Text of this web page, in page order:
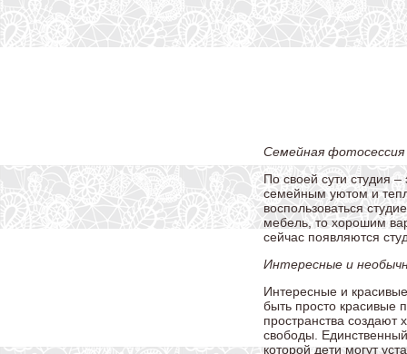
Семейная фотосессия
По своей сути студия
семейным уютом и
воспользоваться
мебель, то хорошим
сейчас появляются
Интересные и
Интересные и
быть просто красивые
пространства создают
свободы.
которой дети могут